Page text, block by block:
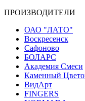
ПРОИЗВОДИТЕЛИ
ОАО "ЛАТО"
Воскресенск
Сафоново
БОЛАРС
Академия Смеси
Каменный
ВидАрт
FINGERS